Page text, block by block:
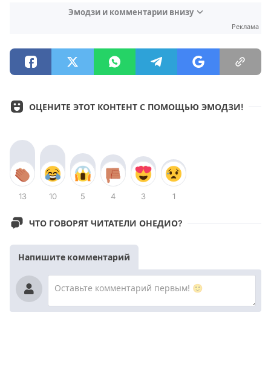
Эмодзи и комментарии внизу
Реклама
ОЦЕНИТЕ ЭТОТ КОНТЕНТ С ПОМОЩЬЮ ЭМОДЗИ!
13 10 5 4 3 1
ЧТО ГОВОРЯТ ЧИТАТЕЛИ ОНЕДИО?
Напишите комментарий